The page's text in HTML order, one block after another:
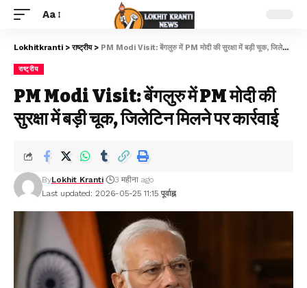
Aa
Lokhitkranti >राष्ट्रीय> PM Modi Visit: बेंगलुरु में PM मोदी की सुरक्षा में बड़ी चूक, जिलेटिन मिलने पर कार्रवाई
राष्ट्रीय
PM Modi Visit: बेंगलुरु में PM मोदी की
सुरक्षा में बड़ी चूक, जिलेटिन मिलने पर कार्रवाई
Last updated: 2026-05-25 11:15 पूर्वाह्न
ByLokhit Kranti 3 महीना ago